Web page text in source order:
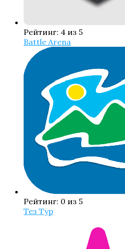
Рейтинг: 4 из 5
Battle Arena
Рейтинг: 0 из 5
Тез Тур